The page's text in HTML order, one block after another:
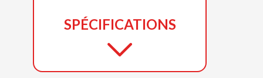
SPÉCIFICATIONS